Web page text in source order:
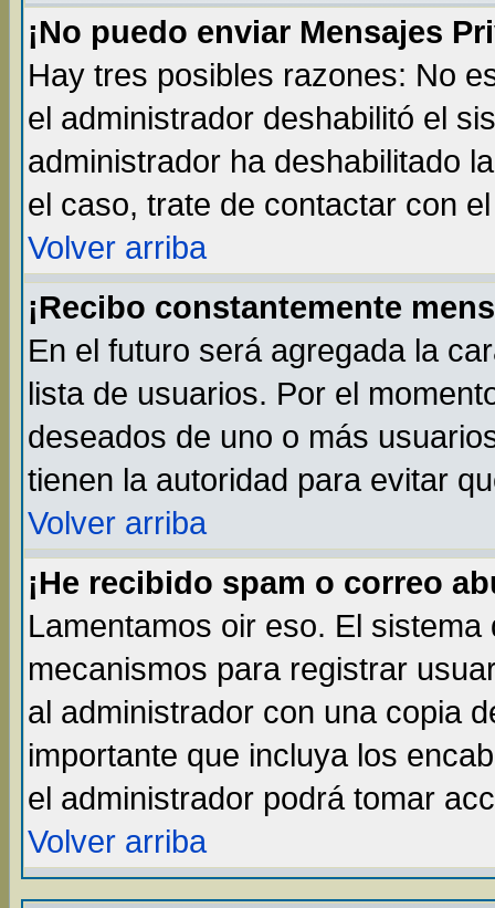
¡No puedo enviar Mensajes
Hay tres posibles razones: No
el administrador deshabilitó el
administrador ha deshabilitado
el caso, trate de contactar con
Volver arriba
¡Recibo constantemente
En el futuro será agregada la
lista de usuarios. Por el
deseados de uno o más
tienen la autoridad para evitar
Volver arriba
¡He recibido spam o correo
Lamentamos oir eso. El
mecanismos para registrar
al administrador con una copia
importante que incluya los
el administrador podrá tomar
Volver arriba